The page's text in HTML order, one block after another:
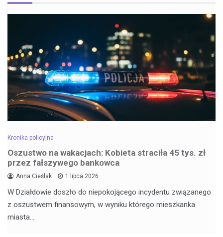
Kronika policyjna
Oszustwo na wakacjach: Kobieta straciła 45 tys. zł
przez fałszywego bankowca
Anna Cieślak 1 lipca 2026
W Działdowie doszło do niepokojącego incydentu związanego
z oszustwem finansowym, w wyniku którego mieszkanka
miasta…